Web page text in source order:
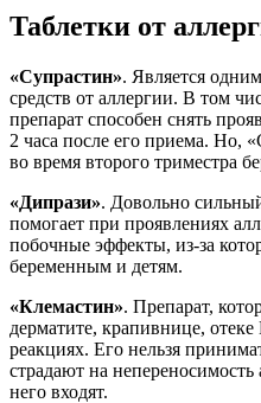
Таблетки от
«Супрастин». Является
средств от аллергии. В том
препарат способен снять
2 часа после его приема. Но,
во время второго триместра
«Дипрази». Довольно
помогает при проявлениях
побочные эффекты, из-за
беременным и детям.
«Клемастин». Препарат,
дерматите, крапивнице,
реакциях. Его нельзя
страдают на
него входят.